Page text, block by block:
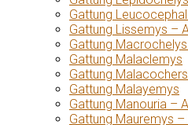
Gattung
Gattung Lissemys –
Gattung
Gattung Malaclemys
Gattung
Gattung Malayemys
Gattung Manouria –
Gattung Mauremys